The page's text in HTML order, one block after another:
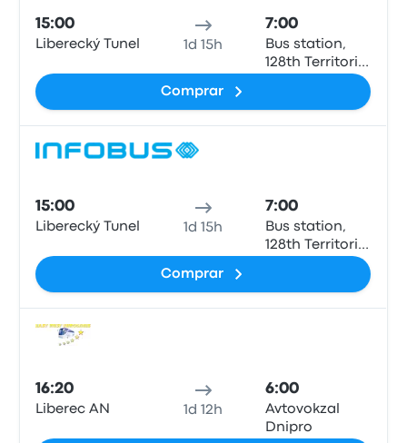
15:00
Liberecký Tunel 1d 15h
7:00
Bus station,
128th Territorial
Comprar
15:00
Liberecký Tunel 1d 15h
7:00
Bus station,
128th Territorial
Comprar
16:20
Liberec AN 1d 12h
6:00
Avtovokzal
Dnipro